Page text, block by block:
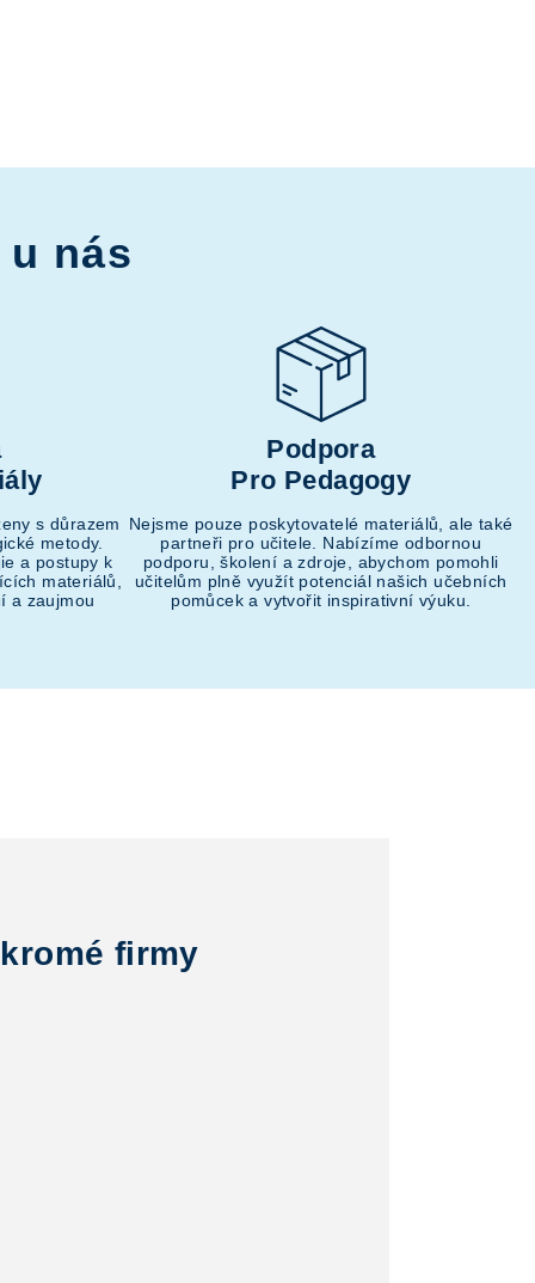
nás
s důrazem
metody.
a postupy k
materiálů,
a zaujmou
Podpora
Pro Pedagogy
Nejsme pouze poskytovatelé materiálů, ale také
partneři pro učitele. Nabízíme odbornou
podporu, školení a zdroje, abychom pomohli
učitelům plně využít potenciál našich učebních
pomůcek a vytvořit inspirativní výuku.
firmy